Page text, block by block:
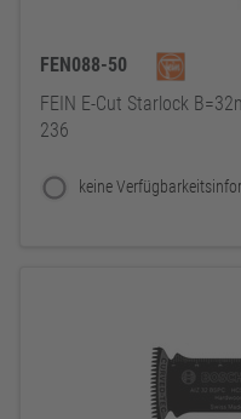
FEN088-50
FEIN E-Cut Starlock
236
keine